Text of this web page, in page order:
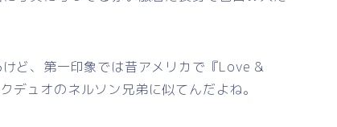
ど、第一印象では昔アメリカで『Love &
ュオのネルソン兄弟に似てんだよね。